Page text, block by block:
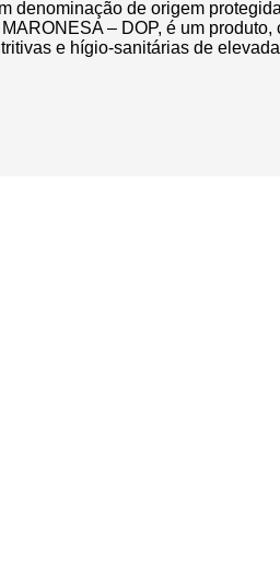
denominação de origem
– DOP, é um produto,
e hígio-sanitárias de